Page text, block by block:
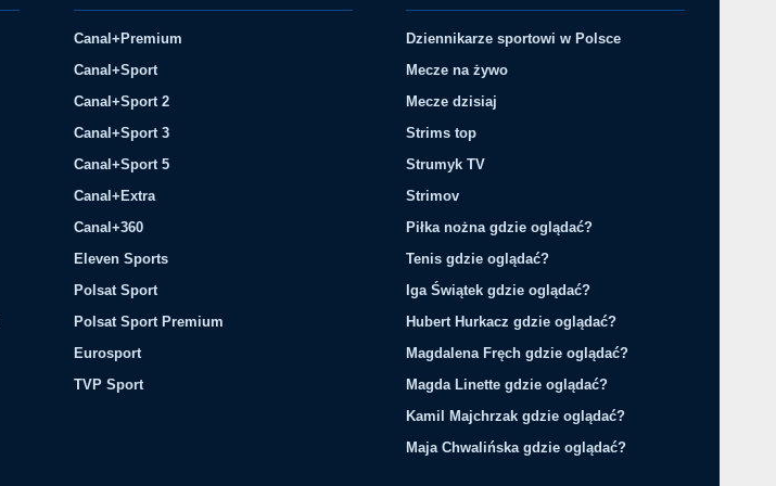
Canal+Premium
Canal+Sport
Canal+Sport 2
Canal+Sport 3
Canal+Sport 5
Canal+Extra
Canal+360
Eleven Sports
Polsat Sport
Polsat Sport Premium
Eurosport
TVP Sport
Dziennikarze sportowi w Polsce
Mecze na żywo
Mecze dzisiaj
Strims top
Strumyk TV
Strimov
Piłka nożna gdzie oglądać?
Tenis gdzie oglądać?
Iga Świątek gdzie oglądać?
Hubert Hurkacz gdzie oglądać?
Magdalena Fręch gdzie oglądać?
Magda Linette gdzie oglądać?
Kamil Majchrzak gdzie oglądać?
Maja Chwalińska gdzie oglądać?